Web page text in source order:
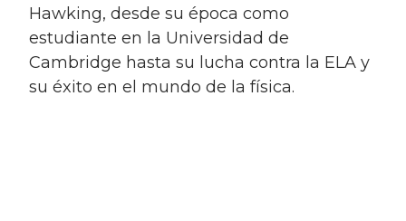
Hawking, desde su época como
estudiante en la Universidad de
Cambridge hasta su lucha contra la ELA y
su éxito en el mundo de la física.